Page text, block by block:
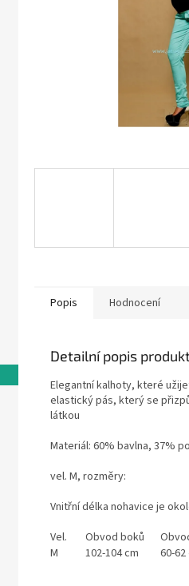
Popis Hodnocení
Detailní popis
Elegantní kalhoty, které
elastický pás, který se
látkou
Materiál: 60% bavlna, 37%
vel. M, rozměry:
Vnitřní délka nohavice je
Vel.
Obvod boků
M
102-104 cm 60-62